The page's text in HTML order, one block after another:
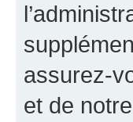
assurez-
et de